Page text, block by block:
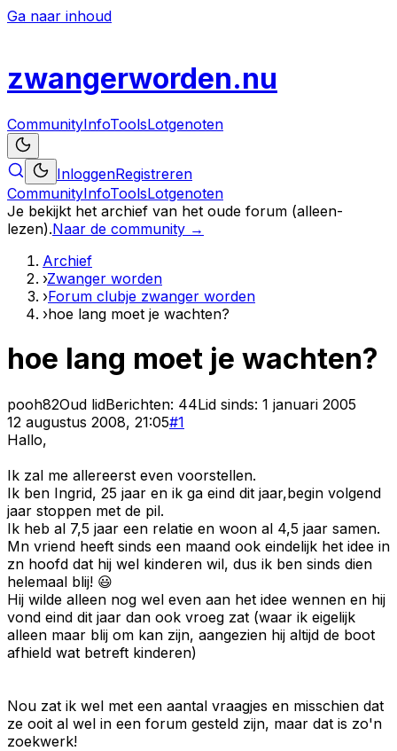
Ga naar inhoud
zwangerworden.nu
CommunityInfoToolsLotgenoten
InloggenRegistreren
CommunityInfoToolsLotgenoten
Je bekijkt het archief van het oude forum (alleen-
lezen).Naar de community →
Archief
›Zwanger worden
›Forum clubje zwanger worden
›hoe lang moet je wachten?
hoe lang moet je wachten?
pooh82Oud lidBerichten: 44Lid sinds: 1 januari 2005
12 augustus 2008, 21:05#1
Hallo,
Ik zal me allereerst even voorstellen.
Ik ben Ingrid, 25 jaar en ik ga eind dit jaar,begin volgend
jaar stoppen met de pil.
Ik heb al 7,5 jaar een relatie en woon al 4,5 jaar samen.
Mn vriend heeft sinds een maand ook eindelijk het idee in
zn hoofd dat hij wel kinderen wil, dus ik ben sinds dien
helemaal blij! 😃
Hij wilde alleen nog wel even aan het idee wennen en hij
vond eind dit jaar dan ook vroeg zat (waar ik eigelijk
alleen maar blij om kan zijn, aangezien hij altijd de boot
afhield wat betreft kinderen)
Nou zat ik wel met een aantal vraagjes en misschien dat
ze ooit al wel in een forum gesteld zijn, maar dat is zo'n
zoekwerk!